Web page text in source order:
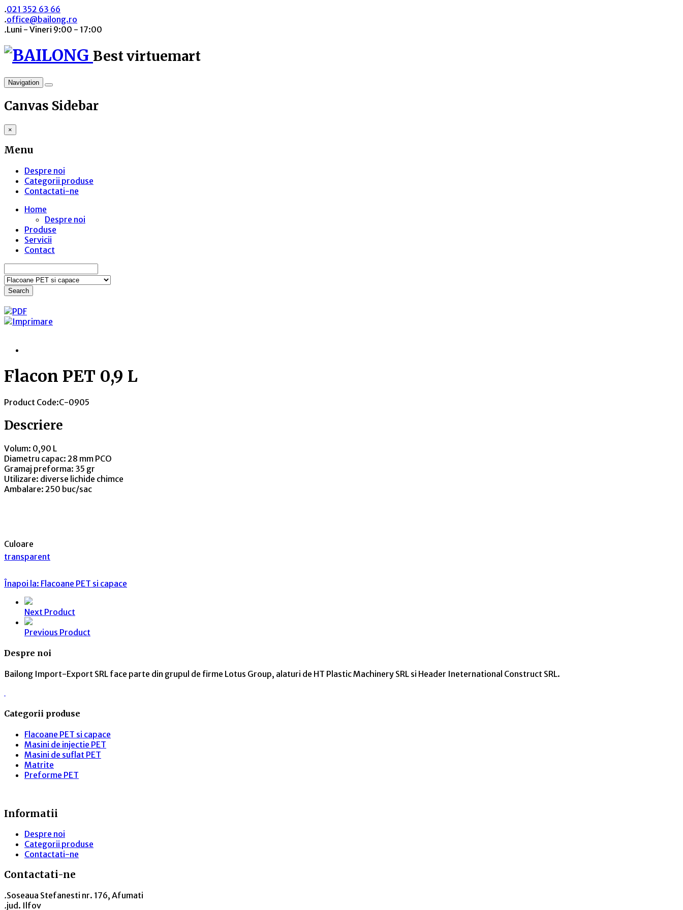
.021 352 63 66
.office@bailong.ro
.Luni - Vineri 9:00 - 17:00
Best virtuemart
Navigation
Canvas Sidebar
×
Menu
Despre noi
Categorii produse
Contactati-ne
Home
Despre noi
Produse
Servicii
Contact
Search
Flacon PET 0,9 L
Product Code:C-0905
Descriere
Volum: 0,90 L
Diametru capac: 28 mm PCO
Gramaj preforma: 35 gr
Utilizare: diverse lichide chimce
Ambalare: 250 buc/sac
Culoare
transparent
Înapoi la: Flacoane PET si capace
Next Product
Previous Product
Despre noi
Bailong Import-Export SRL face parte din grupul de firme Lotus Group, alaturi de HT Plastic Machinery SRL si Header Ineternational Construct SRL.
Categorii produse
Flacoane PET si capace
Masini de injectie PET
Masini de suflat PET
Matrite
Preforme PET
Informatii
Despre noi
Categorii produse
Contactati-ne
Contactati-ne
.Soseaua Stefanesti nr. 176, Afumati
.jud. Ilfov